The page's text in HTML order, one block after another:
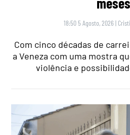
18:50 5 Agosto, 2026 |
Com cinco décadas de
a Veneza com uma mostra
violência e